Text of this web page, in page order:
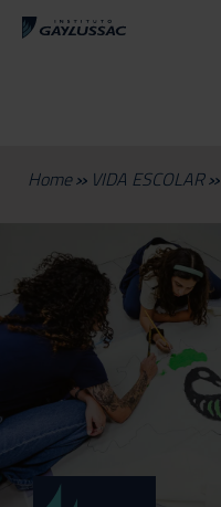
Home» VIDA ESCOLAR»